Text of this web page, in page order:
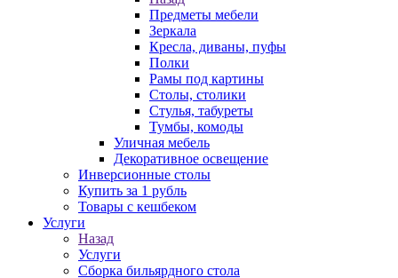
Предметы мебели
Зеркала
Кресла, диваны, пуфы
Полки
Рамы под картины
Столы, столики
Стулья, табуреты
Тумбы, комоды
Уличная мебель
Декоративное освещение
Инверсионные столы
Купить за 1 рубль
Товары с кешбеком
Услуги
Назад
Услуги
Сборка бильярдного стола